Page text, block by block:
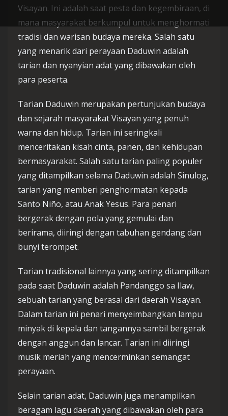
Visayan. Ini adalah saat pesta dan kegembiraan, di
mana masyarakat berkumpul untuk menghormati
tradisi dan warisan budaya mereka. Salah satu
yang menarik dari perayaan Daduwin adalah
tarian dan nyanyian adat yang dibawakan oleh
para peserta.
Tarian Daduwin merupakan pertunjukan budaya
dan sejarah masyarakat Visayan yang penuh
warna dan hidup. Tarian ini seringkali
menceritakan kisah cinta, panen, dan kehidupan
bermasyarakat. Salah satu tarian paling populer
yang ditampilkan selama Daduwin adalah Sinulog,
tarian yang memberi penghormatan kepada
Santo Niño, atau Anak Yesus. Para penari
bergerak dengan pola yang gemulai dan
berirama, diiringi dengan tabuhan gendang dan
bunyi terompet.
Tarian tradisional lainnya yang sering ditampilkan
pada saat Daduwin adalah Pandanggo sa Ilaw,
sebuah tarian yang berasal dari daerah Visayan.
Dalam tarian ini penari menyeimbangkan lampu
minyak di kepala dan tangannya sambil bergerak
dengan anggun dan lancar. Tarian ini diiringi
musik meriah yang mencerminkan semangat
perayaan.
Selain tarian adat, Daduwin juga menampilkan
beragam lagu daerah yang dibawakan oleh para